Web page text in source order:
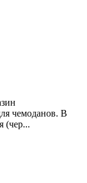
чемоданов. В
(чер...